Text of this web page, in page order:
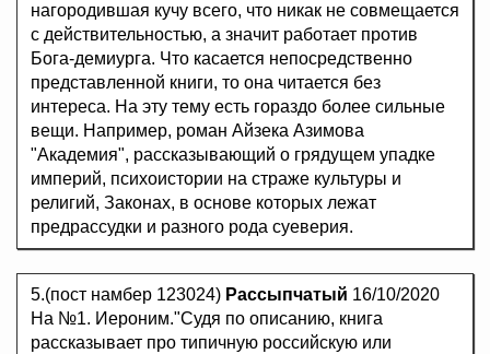
нагородившая кучу всего, что никак не совмещается
с действительностью, а значит работает против
Бога-демиурга. Что касается непосредственно
представленной книги, то она читается без
интереса. На эту тему есть гораздо более сильные
вещи. Например, роман Айзека Азимова
"Академия", рассказывающий о грядущем упадке
империй, психоистории на страже культуры и
религий, Законах, в основе которых лежат
предрассудки и разного рода суеверия.
5.(пост намбер 123024) Рассыпчатый 16/10/2020
На №1. Иероним."Судя по описанию, книга
рассказывает про типичную российскую или